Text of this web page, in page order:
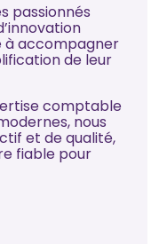
passionnés
à accompagner
de leur
comptable
nous
et de qualité,
fiable pour